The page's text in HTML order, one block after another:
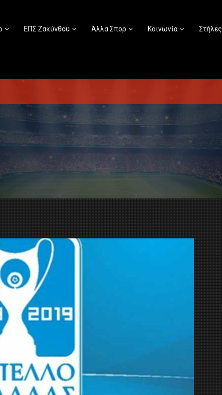
ΕΠΣ Ζακύνθου Άλλα Σπορ Κοινωνία Στήλες